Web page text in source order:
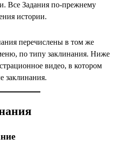
Все Задания по-прежнему
истории.
перечислены в том же
по типу заклинания. Ниже
видео, в котором
заклинания.